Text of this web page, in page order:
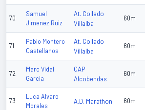
70
Samuel
Jimenez Ruiz
At. Collado
Villalba
60m
71
Pablo Montero
Castellanos
At. Collado
Villalba
60m
72
Marc Vidal
Garcia
CAP
Alcobendas
60m
73
Luca Alvaro
Morales
A.D. Marathon 60m